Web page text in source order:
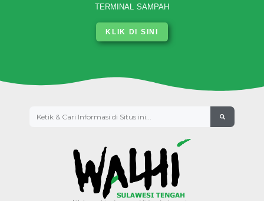
TERMINAL SAMPAH
KLIK DI SINI